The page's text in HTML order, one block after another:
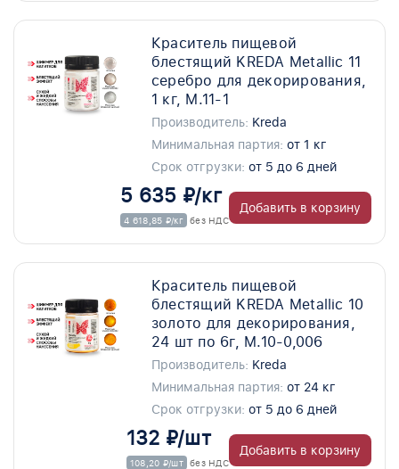
Краситель пищевой
блестящий KREDA Metallic 11
серебро для декорирования,
1 кг, M.11-1
Производитель: Kreda
Минимальная партия: от 1 кг
Срок отгрузки: от 5 до 6 дней
5 635 ₽/кг
4 618,85 ₽/кг без НДС
Добавить в корзину
Краситель пищевой
блестящий KREDA Metallic 10
золото для декорирования,
24 шт по 6г, M.10-0,006
Производитель: Kreda
Минимальная партия: от 24 кг
Срок отгрузки: от 5 до 6 дней
132 ₽/шт
108,20 ₽/шт без НДС
Добавить в корзину